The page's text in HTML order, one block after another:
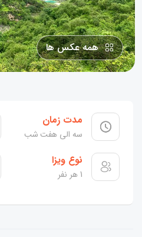
همه عکس ها
مدت زمان
سه الی هفت شب
نوع ویزا
1 هر نفر